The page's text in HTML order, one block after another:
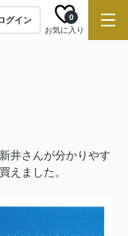
グイン
お気に入り
0
井さんが分かりやす
えました。